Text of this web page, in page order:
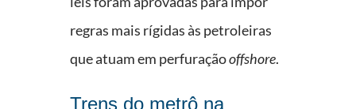
regras mais rígidas às petroleiras
que atuam em perfuraçãooffshore.
Trens do metrô na